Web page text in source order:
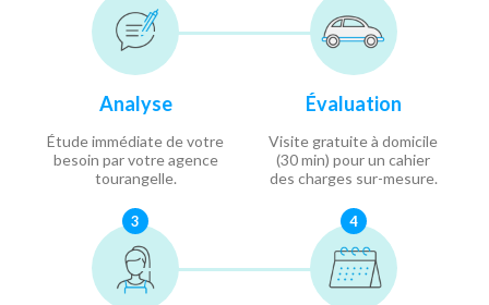
Analyse
Étude immédiate de votre
besoin par votre agence
tourangelle.
Évaluation
Visite gratuite à domicile
(30 min) pour un cahier
des charges sur-mesure.
3 4